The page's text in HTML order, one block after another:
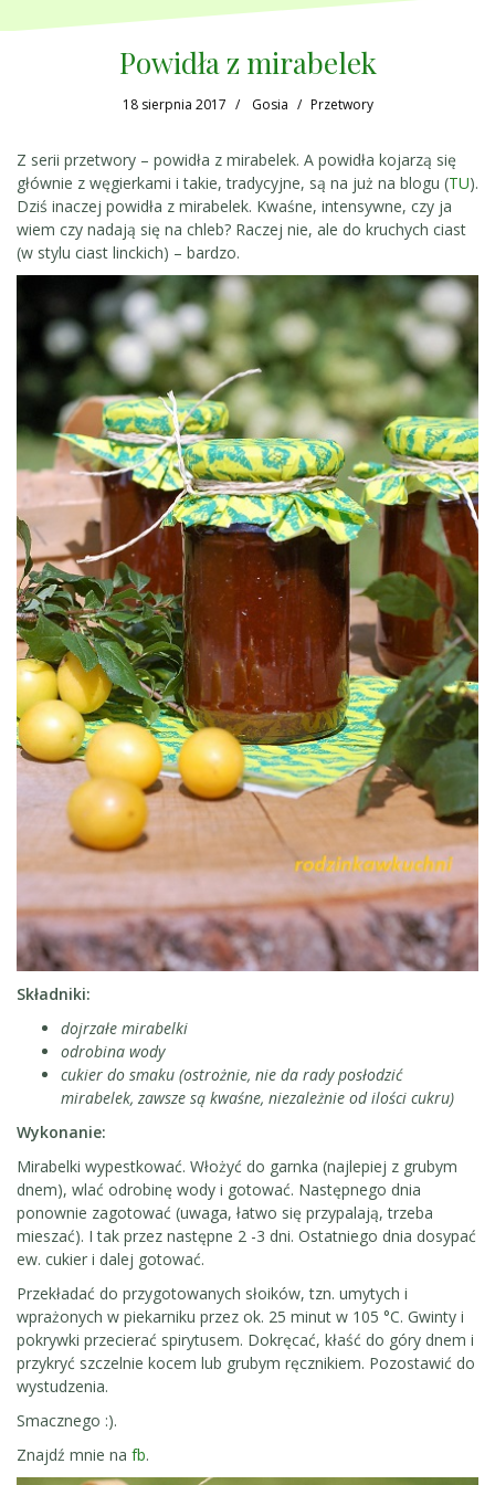
Powidła z mirabelek
18 sierpnia 2017 Gosia Przetwory
Z serii przetwory – powidła z mirabelek. A powidła kojarzą się
głównie z węgierkami i takie, tradycyjne, są na już na blogu (TU).
Dziś inaczej powidła z mirabelek. Kwaśne, intensywne, czy ja
wiem czy nadają się na chleb? Raczej nie, ale do kruchych ciast
(w stylu ciast linckich) – bardzo.
Składniki:
dojrzałe mirabelki
odrobina wody
cukier do smaku (ostrożnie, nie da rady posłodzić
mirabelek, zawsze są kwaśne, niezależnie od ilości cukru)
Wykonanie:
Mirabelki wypestkować. Włożyć do garnka (najlepiej z grubym
dnem), wlać odrobinę wody i gotować. Następnego dnia
ponownie zagotować (uwaga, łatwo się przypalają, trzeba
mieszać). I tak przez następne 2 -3 dni. Ostatniego dnia dosypać
ew. cukier i dalej gotować.
Przekładać do przygotowanych słoików, tzn. umytych i
wprażonych w piekarniku przez ok. 25 minut w 105 °C. Gwinty i
pokrywki przecierać spirytusem. Dokręcać, kłaść do góry dnem i
przykryć szczelnie kocem lub grubym ręcznikiem. Pozostawić do
wystudzenia.
Smacznego :).
Znajdź mnie na fb.